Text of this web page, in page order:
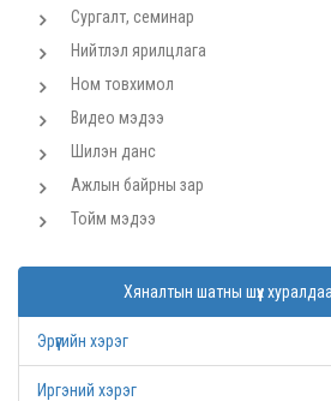
Сургалт, семинар
Нийтлэл ярилцлага
Ном товхимол
Видео мэдээ
Шилэн данс
Ажлын байрны зар
Тойм мэдээ
Хяналтын шатны шүүх
Эрүүгийн хэрэг
Иргэний хэрэг